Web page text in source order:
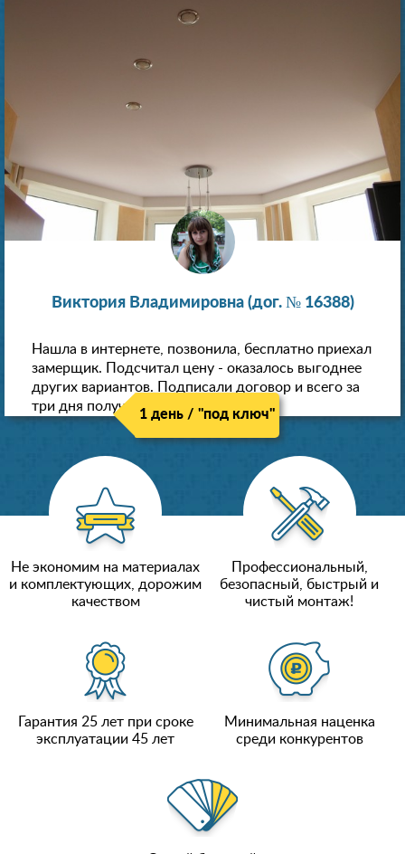
Виктория Владимировна (дог. № 16388)
Нашла в интернете, позвонила, бесплатно приехал
замерщик. Подсчитал цену - оказалось выгоднее
других вариантов. Подписали договор и всего за
три дня получили новые потолки!
1 день / "под ключ"
Не экономим на материалах
и комплектующих, дорожим
качеством
Профессиональный,
безопасный, быстрый и
чистый монтаж!
Гарантия 25 лет при сроке
эксплуатации 45 лет
Минимальная наценка
среди конкурентов